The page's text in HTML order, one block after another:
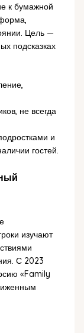
к бумажной
Цель —
подсказках
не всегда
и
гостей.
изучают
С 2023
«Family